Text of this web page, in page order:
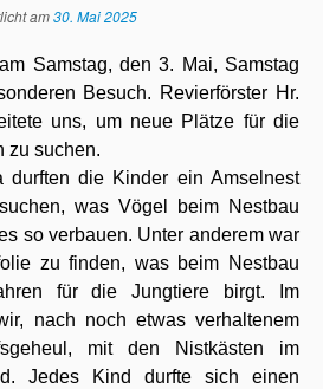
am30. Mai 2025
Samstag, den 3. Mai, Samstag
Besuch. Revierförster Hr.
uns, um neue Plätze für die
zu suchen.
durften die Kinder ein Amselnest
was Vögel beim Nestbau
so verbauen. Unter anderem war
zu finden, was beim Nestbau
für die Jungtiere birgt. Im
nach noch etwas verhaltenem
mit den Nistkästen im
Jedes Kind durfte sich einen